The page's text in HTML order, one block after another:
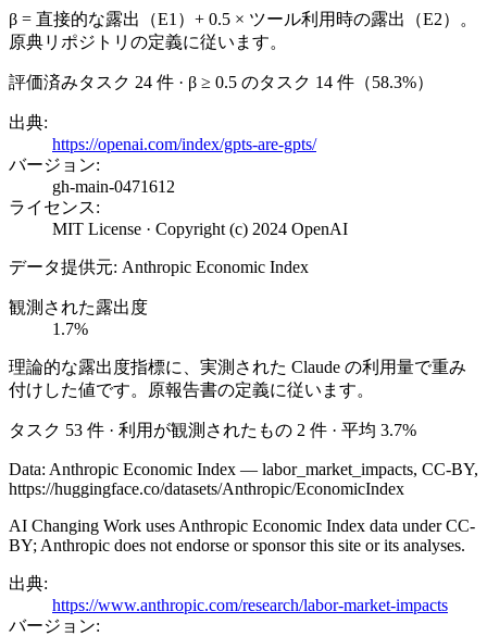
β = 直接的な露出（E1）+ 0.5 × ツール利用時の露出（E2）。
原典リポジトリの定義に従います。
評価済みタスク 24 件 · β ≥ 0.5 のタスク 14 件（58.3%）
出典:
https://openai.com/index/gpts-are-gpts/
バージョン:
gh-main-0471612
ライセンス:
MIT License · Copyright (c) 2024 OpenAI
データ提供元: Anthropic Economic Index
観測された露出度
1.7%
理論的な露出度指標に、実測された Claude の利用量で重み
付けした値です。原報告書の定義に従います。
タスク 53 件 · 利用が観測されたもの 2 件 · 平均 3.7%
Data: Anthropic Economic Index — labor_market_impacts, CC-BY,
https://huggingface.co/datasets/Anthropic/EconomicIndex
AI Changing Work uses Anthropic Economic Index data under CC-
BY; Anthropic does not endorse or sponsor this site or its analyses.
出典:
https://www.anthropic.com/research/labor-market-impacts
バージョン: